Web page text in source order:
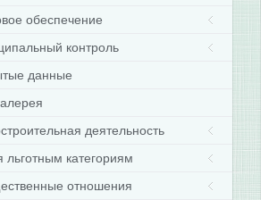
обеспечение
контроль
данные
деятельность
льготным категориям
отношения